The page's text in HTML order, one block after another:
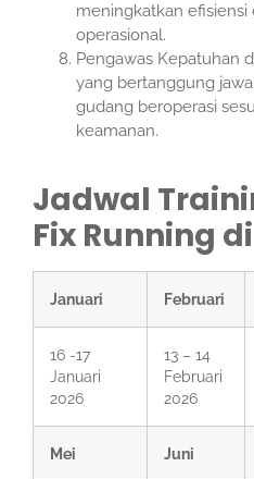
meningkatkan
operasional.
Pengawas Kepatuhan
yang bertanggung
gudang beroperasi
keamanan.
Jadwal
Fix Running
Januari Februari
16 -17
Januari
2026
13 – 14
Februari
2026
Mei Juni